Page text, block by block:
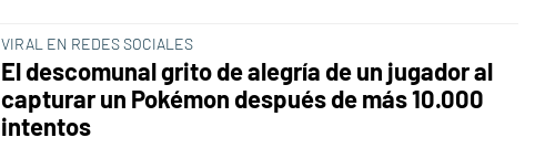
VIRAL EN REDES SOCIALES
El descomunal grito de alegría de un jugador al
capturar un Pokémon después de más 10.000
intentos